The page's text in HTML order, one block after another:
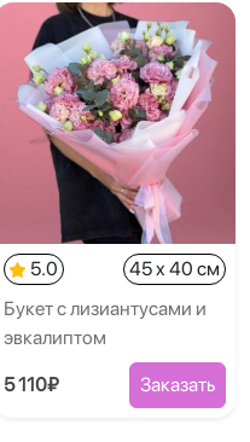
5.0
45 x 40 см
Букет с лизиантусами и
эвкалиптом
5 110₽ Заказать